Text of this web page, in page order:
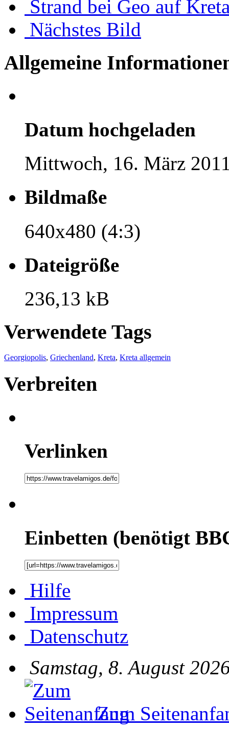
Strand bei Geo auf
Nächstes Bild
Allgemeine
Datum hochgeladen
Mittwoch, 16. März
Bildmaße
640x480 (4:3)
Dateigröße
236,13 kB
Verwendete Tags
Georgiopolis, Griechenland, Kreta, Kreta allgemein
Verbreiten
Verlinken
Einbetten (benötigt
Hilfe
Impressum
Datenschutz
Samstag, 8. August
Zum